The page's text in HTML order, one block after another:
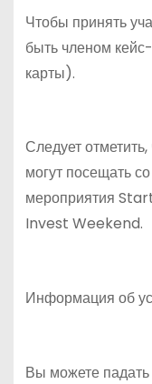
Чтобы принять
быть членом
карты).
Следует
могут посещать
мероприятия
Invest Weekend.
Информация об
Вы можете падать